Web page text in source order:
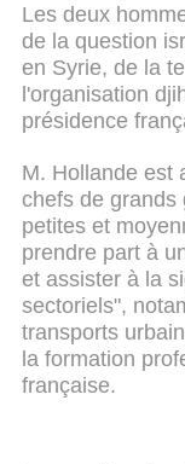
Les deux
de la question
en Syrie, de la
l'organisation
présidence
M. Hollande est
chefs de grands
petites et
prendre part à
et assister à la
sectoriels",
transports
la formation
française.